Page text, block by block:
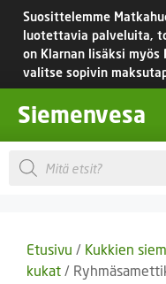
Siirry
sisältöön
Suosittelemme
luotettavia palveluita,
on Klarnan lisäksi
valitse sopivin
Siemenvesa
Products
search
Etusivu / Kukkien
kukat /